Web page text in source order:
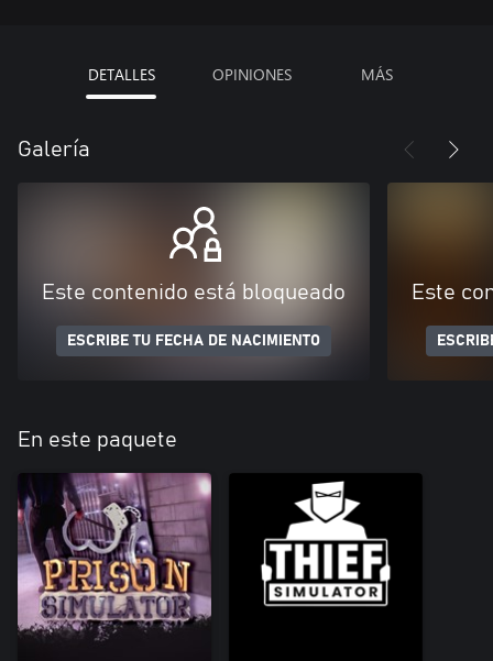
DETALLES OPINIONES MÁS
Galería
Este contenido está bloqueado
ESCRIBE TU FECHA DE NACIMIENTO
Este
En este paquete